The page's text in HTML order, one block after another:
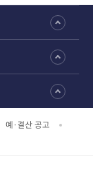
예·결산 공고